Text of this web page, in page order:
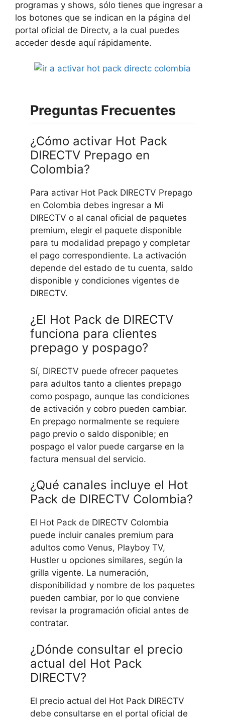
programas y shows, sólo tienes que ingresar a
los botones que se indican en la página del
portal oficial de Directv, a la cual puedes
acceder desde aquí rápidamente.
Preguntas Frecuentes
¿Cómo activar Hot Pack
DIRECTV Prepago en
Colombia?
Para activar Hot Pack DIRECTV Prepago
en Colombia debes ingresar a Mi
DIRECTV o al canal oficial de paquetes
premium, elegir el paquete disponible
para tu modalidad prepago y completar
el pago correspondiente. La activación
depende del estado de tu cuenta, saldo
disponible y condiciones vigentes de
DIRECTV.
¿El Hot Pack de DIRECTV
funciona para clientes
prepago y pospago?
Sí, DIRECTV puede ofrecer paquetes
para adultos tanto a clientes prepago
como pospago, aunque las condiciones
de activación y cobro pueden cambiar.
En prepago normalmente se requiere
pago previo o saldo disponible; en
pospago el valor puede cargarse en la
factura mensual del servicio.
¿Qué canales incluye el Hot
Pack de DIRECTV Colombia?
El Hot Pack de DIRECTV Colombia
puede incluir canales premium para
adultos como Venus, Playboy TV,
Hustler u opciones similares, según la
grilla vigente. La numeración,
disponibilidad y nombre de los paquetes
pueden cambiar, por lo que conviene
revisar la programación oficial antes de
contratar.
¿Dónde consultar el precio
actual del Hot Pack
DIRECTV?
El precio actual del Hot Pack DIRECTV
debe consultarse en el portal oficial de